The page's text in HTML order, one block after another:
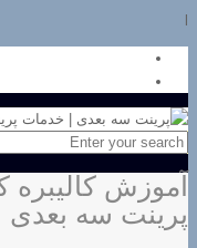
آموزش
پرینت سه بعدی